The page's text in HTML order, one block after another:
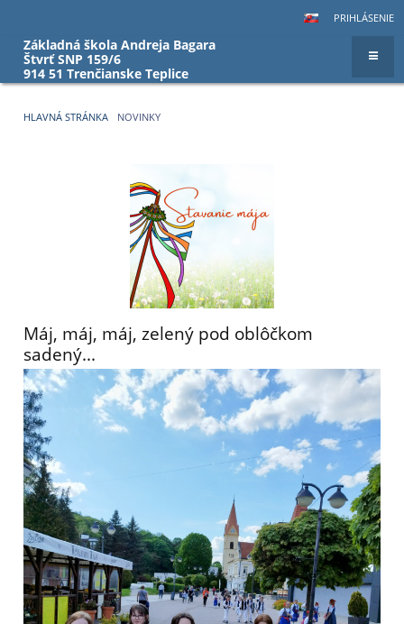
PRIHLÁSENIE
Základná škola Andreja Bagara
Štvrť SNP 159/6
914 51 Trenčianske Teplice
HLAVNÁ STRÁNKA NOVINKY
Máj, máj, máj, zelený pod oblôčkom
sadený...